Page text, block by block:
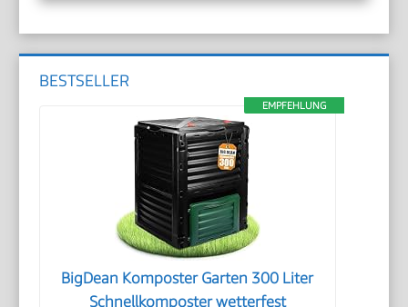
BESTSELLER
EMPFEHLUNG
BigDean Komposter Garten 300 Liter
Schnellkomposter wetterfest